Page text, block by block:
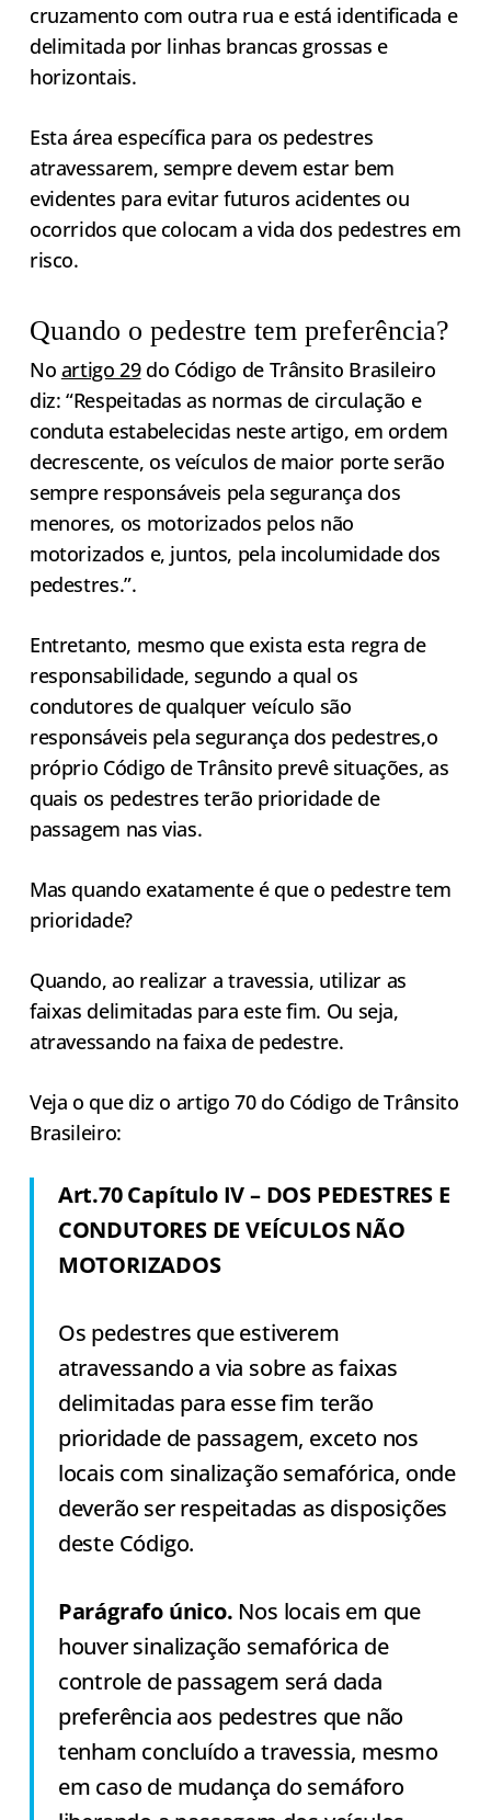
cruzamento com outra rua e está identificada e
delimitada por linhas brancas grossas e
horizontais.
Esta área específica para os pedestres
atravessarem, sempre devem estar bem
evidentes para evitar futuros acidentes ou
ocorridos que colocam a vida dos pedestres em
risco.
Quando o pedestre tem preferência?
No artigo 29do Código de Trânsito Brasileiro
diz: “Respeitadas as normas de circulação e
conduta estabelecidas neste artigo, em ordem
decrescente, os veículos de maior porte serão
sempre responsáveis pela segurança dos
menores, os motorizados pelos não
motorizados e, juntos, pela incolumidade dos
pedestres.”.
Entretanto, mesmo que exista esta regra de
responsabilidade, segundo a qual os
condutores de qualquer veículo são
responsáveis pela segurança dos pedestres,o
próprio Código de Trânsito prevê situações, as
quais os pedestres terão prioridade de
passagem nas vias.
Mas quando exatamente é que o pedestre tem
prioridade?
Quando, ao realizar a travessia, utilizar as
faixas delimitadas para este fim. Ou seja,
atravessando na faixa de pedestre.
Veja o que diz o artigo 70 do Código de Trânsito
Brasileiro:
Art.70 Capítulo IV – DOS PEDESTRES E
CONDUTORES DE VEÍCULOS NÃO
MOTORIZADOS
Os pedestres que estiverem
atravessando a via sobre as faixas
delimitadas para esse fim terão
prioridade de passagem, exceto nos
locais com sinalização semafórica, onde
deverão ser respeitadas as disposições
deste Código.
Parágrafo único. Nos locais em que
houver sinalização semafórica de
controle de passagem será dada
preferência aos pedestres que não
tenham concluído a travessia, mesmo
em caso de mudança do semáforo